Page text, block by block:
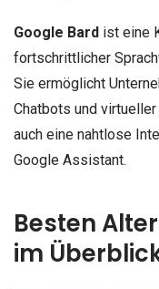
Google Bard ist eine
fortschrittlicher
Sie ermöglicht
Chatbots und
auch eine nahtlose
Google Assistant.
Besten
im